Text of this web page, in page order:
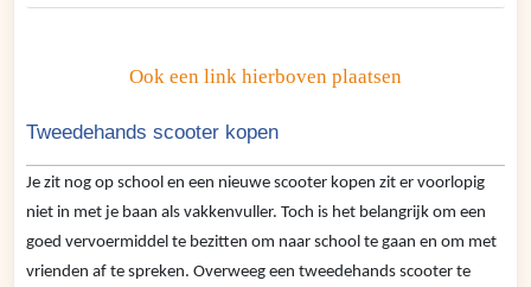
Ook een link hierboven plaatsen
Tweedehands scooter kopen
Je zit nog op school en een nieuwe scooter kopen zit er voorlopig
niet in met je baan als vakkenvuller. Toch is het belangrijk om een
goed vervoermiddel te bezitten om naar school te gaan en om met
vrienden af te spreken. Overweeg een tweedehands scooter te